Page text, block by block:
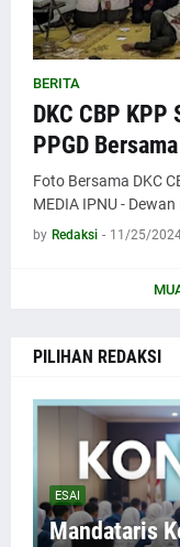
BERITA
DKC CBP
PPGD
Foto Bersama DKC
MEDIA IPNU -
by Redaksi - 11/25/
PILIHAN REDAKSI
ESAI
Mandataris